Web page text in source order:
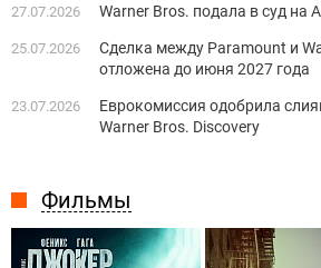
Фильмы
27.07.2026 Warner Bros. подала в суд на
25.07.2026
Сделка между Paramount и
отложена до июня 2027 года
23.07.2026
Еврокомиссия одобрила
Warner Bros. Discovery